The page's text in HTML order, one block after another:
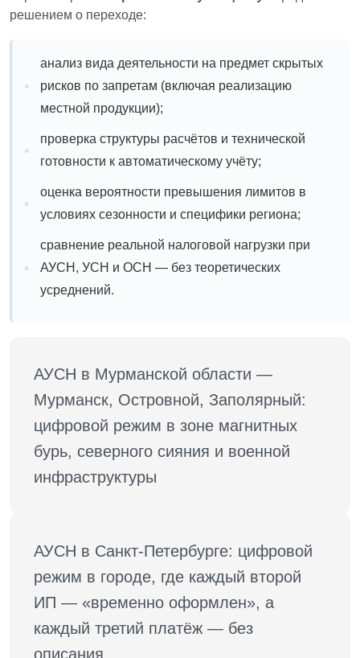
решением о переходе:
анализ вида деятельности на предмет скрытых
рисков по запретам (включая реализацию
местной продукции);
проверка структуры расчётов и технической
готовности к автоматическому учёту;
оценка вероятности превышения лимитов в
условиях сезонности и специфики региона;
сравнение реальной налоговой нагрузки при
АУСН, УСН и ОСН — без теоретических
усреднений.
АУСН в Мурманской области —
Мурманск, Островной, Заполярный:
цифровой режим в зоне магнитных
бурь, северного сияния и военной
инфраструктуры
АУСН в Санкт-Петербурге: цифровой
режим в городе, где каждый второй
ИП — «временно оформлен», а
каждый третий платёж — без
описания